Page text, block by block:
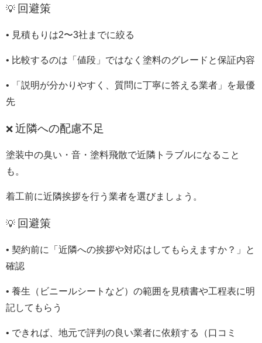
💡 回避策
• 見積もりは2〜3社までに絞る
• 比較するのは「値段」ではなく塗料のグレードと保証内容
• 「説明が分かりやすく、質問に丁寧に答える業者」を最優
先
❌ 近隣への配慮不足
塗装中の臭い・音・塗料飛散で近隣トラブルになること
も。
着工前に近隣挨拶を行う業者を選びましょう。
💡 回避策
• 契約前に「近隣への挨拶や対応はしてもらえますか？」と
確認
• 養生（ビニールシートなど）の範囲を見積書や工程表に明
記してもらう
• できれば、地元で評判の良い業者に依頼する（口コミ